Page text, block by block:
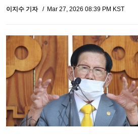
이지수 기자 Mar 27, 2026 08:39 PM KST